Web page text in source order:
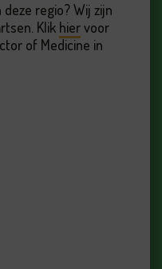
regio? Wij zijn
Klik hiervoor
of Medicine in